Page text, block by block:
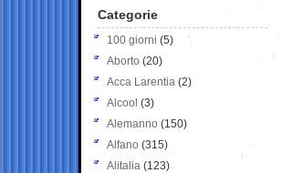
Categorie
100 giorni (5)
Aborto (20)
Acca Larentia (2)
Alcool (3)
Alemanno (150)
Alfano (315)
Alitalia (123)